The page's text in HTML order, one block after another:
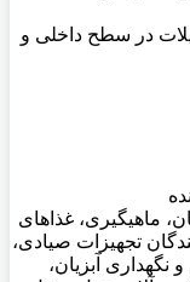
در سطح داخلی و
ماهیگیری، غذاهای
تجهیزات صیادی،
نگهداری آبزیان،